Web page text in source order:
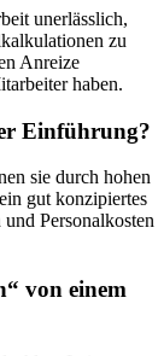
unerlässlich,
zu
Anreize
haben.
Einführung?
sie durch hohen
gut konzipiertes
Personalkosten
von einem